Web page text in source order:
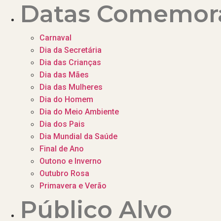
Datas
Carnaval
Dia da Secretária
Dia das Crianças
Dia das Mães
Dia das Mulheres
Dia do Homem
Dia do Meio Ambiente
Dia dos Pais
Dia Mundial da Saúde
Final de Ano
Outono e Inverno
Outubro Rosa
Primavera e Verão
Público Alvo